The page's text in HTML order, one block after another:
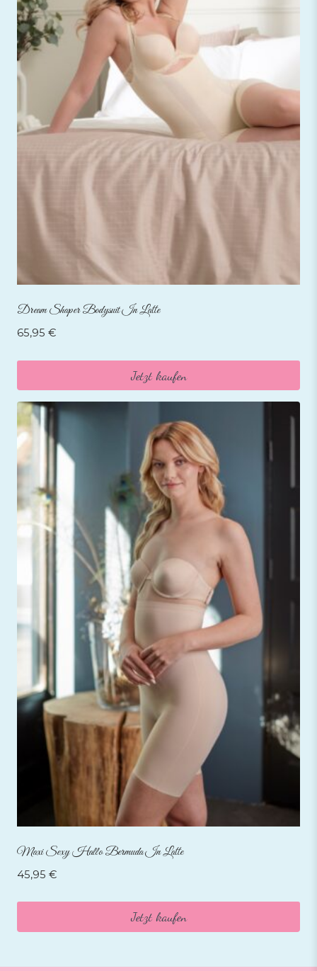
Dream Shaper Bodysuit In Latte
65,95 €
Jetzt kaufen
Maxi Sexy Hallo Bermuda In Latte
45,95 €
Jetzt kaufen